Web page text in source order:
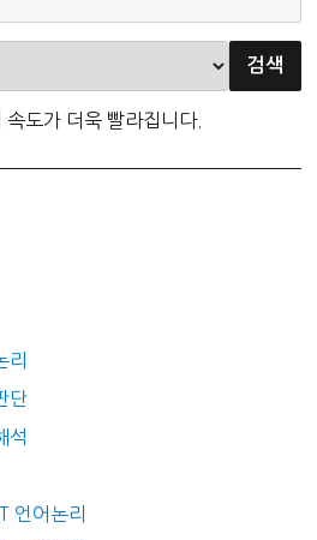
도가 더욱 빨라집니다.
리
단
석
언어논리